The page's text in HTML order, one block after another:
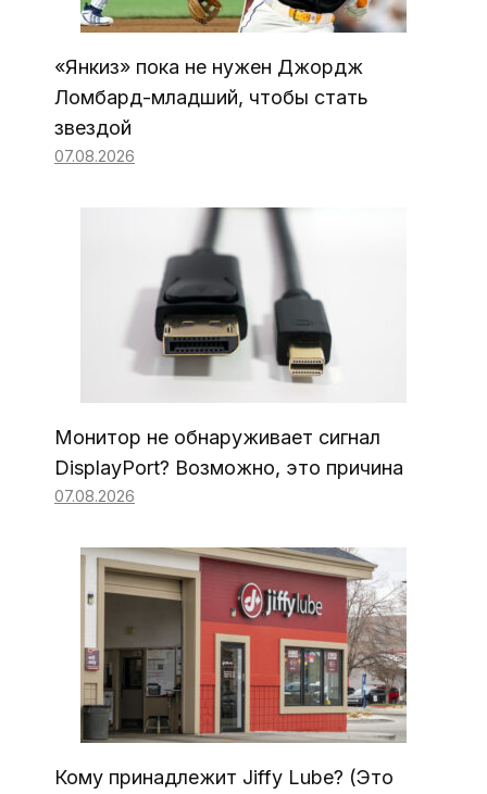
«Янкиз» пока не нужен Джордж
Ломбард-младший, чтобы стать
звездой
07.08.2026
Монитор не обнаруживает сигнал
DisplayPort? Возможно, это причина
07.08.2026
Кому принадлежит Jiffy Lube? (Это